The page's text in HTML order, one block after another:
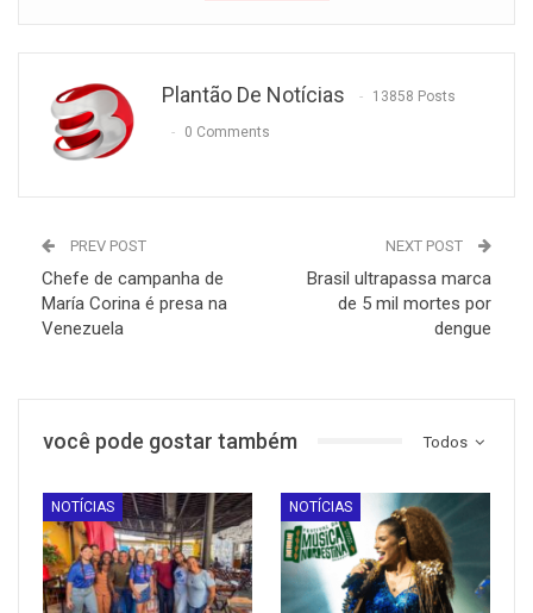
Plantão De Notícias 13858 Posts
0 Comments
PREV POST
Chefe de campanha de
María Corina é presa na
Venezuela
NEXT POST
Brasil ultrapassa marca
de 5 mil mortes por
dengue
Todos
você pode gostar também
NOTÍCIAS NOTÍCIAS